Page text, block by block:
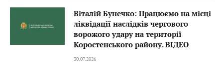
Віталій Бунечко: Працюємо на місці
ліквідації наслідків чергового
ворожого удару на території
Коростенського району. ВІДЕО
30.07.2026